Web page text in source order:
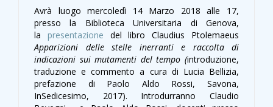
Avrà luogo mercoledì 14 Marzo 2018 alle 17,
presso la Biblioteca Universitaria di Genova,
la presentazione del libro Claudius Ptolemaeus
Apparizioni delle stelle inerranti e raccolta di
indicazioni sui mutamenti del tempo (introduzione,
traduzione e commento a cura di Lucia Bellizia,
prefazione di Paolo Aldo Rossi, Savona,
InSedicesimo, 2017). Introdurranno Claudio